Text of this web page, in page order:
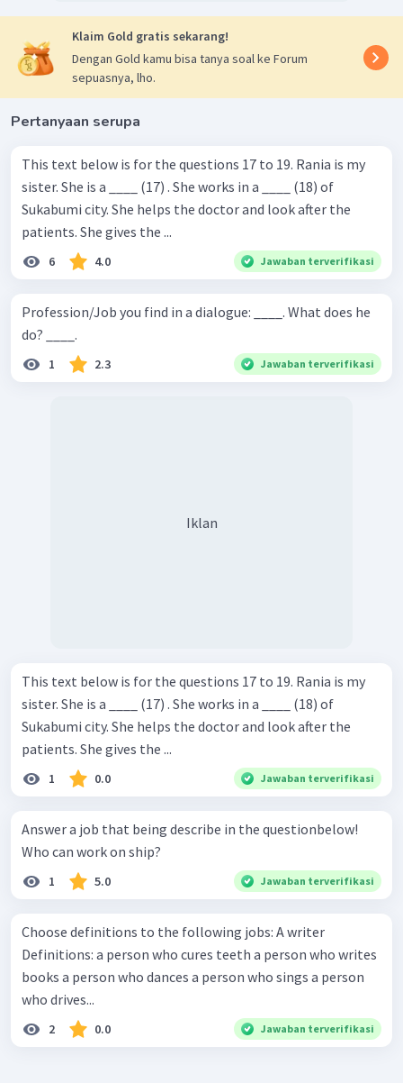
Klaim Gold gratis sekarang!
Dengan Gold kamu bisa tanya soal ke Forum
sepuasnya, lho.
Pertanyaan serupa
This text below is for the questions 17 to 19. Rania is my
sister. She is a ____ (17) . She works in a ____ (18) of
Sukabumi city. She helps the doctor and look after the
patients. She gives the ...
6 4.0 Jawaban terverifikasi
Profession/Job you find in a dialogue: ____. What does he
do? ____.
1 2.3 Jawaban terverifikasi
Iklan
This text below is for the questions 17 to 19. Rania is my
sister. She is a ____ (17) . She works in a ____ (18) of
Sukabumi city. She helps the doctor and look after the
patients. She gives the ...
1 0.0 Jawaban terverifikasi
Answer a job that being describe in the questionbelow!
Who can work on ship?
1 5.0 Jawaban terverifikasi
Choose definitions to the following jobs: A writer
Definitions: a person who cures teeth a person who writes
books a person who dances a person who sings a person
who drives...
2 0.0 Jawaban terverifikasi